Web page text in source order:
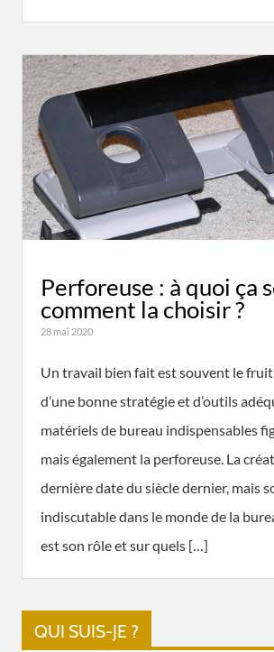
Perforeuse : à quoi ça
comment la choisir ?
28 mai 2020
Un travail bien fait est souvent le
d’une bonne stratégie et d’outils
matériels de bureau indispensables
mais également la perforeuse. La
dernière date du siècle dernier, mais
indiscutable dans le monde de la
est son rôle et sur quels […]
QUI SUIS-JE ?